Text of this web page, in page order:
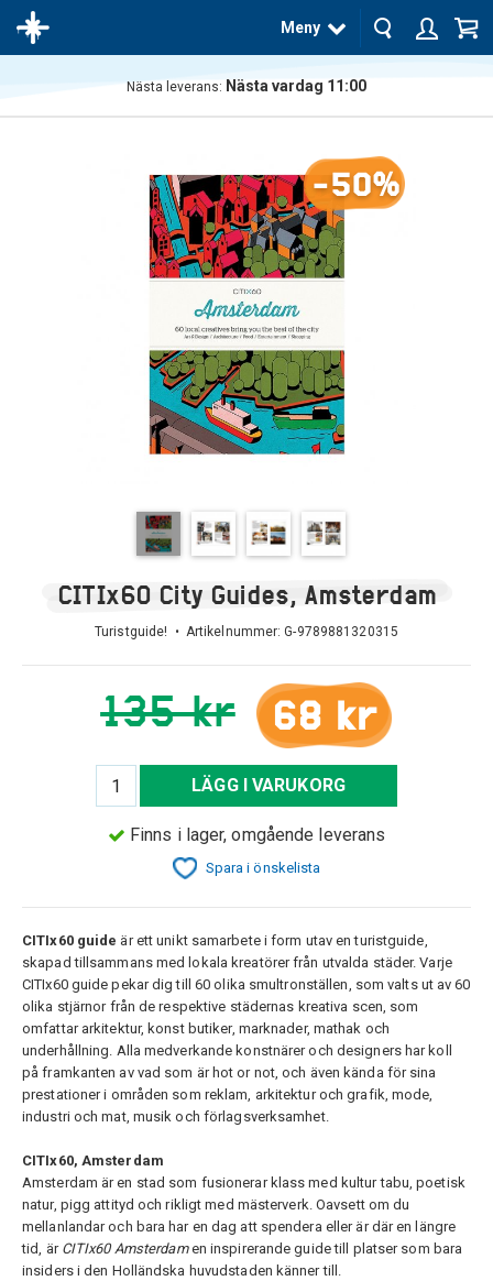
Meny
Nästa leverans: Nästa vardag 11:00
-50%
CITIx60 City Guides, Amsterdam
Turistguide! • Artikelnummer:G-9789881320315
135 kr 68 kr
LÄGG I VARUKORG
Finns i lager, omgående leverans
Spara i önskelista
CITIx60 guide är ett unikt samarbete i form utav en turistguide,
skapad tillsammans med lokala kreatörer från utvalda städer. Varje
CITIx60 guide pekar dig till 60 olika smultronställen, som valts ut av 60
olika stjärnor från de respektive städernas kreativa scen, som
omfattar arkitektur, konst butiker, marknader, mathak och
underhållning. Alla medverkande konstnärer och designers har koll
på framkanten av vad som är hot or not, och även kända för sina
prestationer i områden som reklam, arkitektur och grafik, mode,
industri och mat, musik och förlagsverksamhet.
CITIx60, Amsterdam
Amsterdam är en stad som fusionerar klass med kultur tabu, poetisk
natur, pigg attityd och rikligt med mästerverk. Oavsett om du
mellanlandar och bara har en dag att spendera eller är där en längre
tid, är CITIx60 Amsterdamen inspirerande guide till platser som bara
insiders i den Holländska huvudstaden känner till.